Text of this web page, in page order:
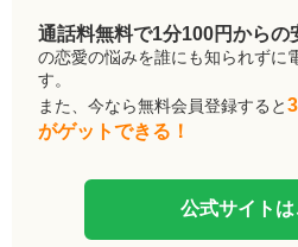
通話料無料で1分100円からの
の恋愛の悩みを誰にも知られずに
す。
また、今なら無料会員登録すると
がゲットできる！
公式サイトは